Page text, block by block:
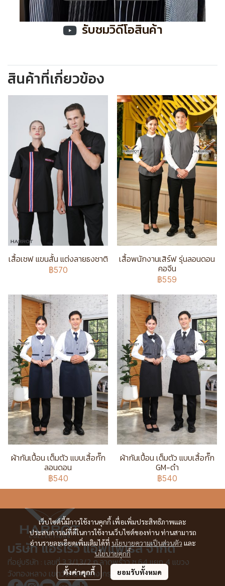
รับชมวิดีโอสินค้า
สินค้าที่เกี่ยวข้อง
เสื้อเชฟ แขนสั้น แต่งลายธงชาติ
฿570
เสื้อพนักงานเสิร์ฟ รุ่นลอนดอน
คอจีน
฿559
ผ้ากันเปื้อน เต็มตัว แบบเสื้อกั๊ก
ลอนดอน
฿540
ผ้ากันเปื้อน เต็มตัว แบบเสื้อกั๊ก
GM-ดำ
฿540
เว็บไซต์นี้มีการใช้งานคุกกี้ เพื่อเพิ่มประสิทธิภาพและ
ประสบการณ์ที่ดีในการใช้งานเว็บไซต์ของท่าน ท่านสามารถ
อ่านรายละเอียดเพิ่มเติมได้ที่ นโยบายความเป็นส่วนตัว และ
นโยบายคุกกี้
ตั้งค่าคุกกี้ ยอมรับทั้งหมด
บริษัท แอร์โรว์ แอพแพเรล จำกัด
ที่อยู่บริษัท : เลขที่ 3,3/1,3/2 ก.ลาดพร้าว ซ.64 แยก 4 แขวง
วังทองหลาง เขตวังทองหลาง กรุงเทพฯ 10310